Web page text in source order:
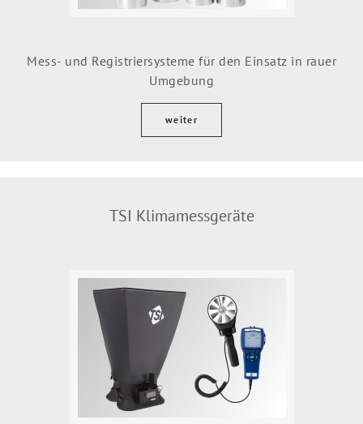
Mess- und Registriersysteme für den Einsatz in rauer
Umgebung
weiter
TSI Klimamessgeräte